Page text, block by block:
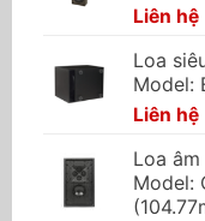
Liên hệ
Loa
Model:
Liên hệ
Loa
Model: